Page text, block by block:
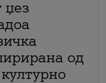
џез
од